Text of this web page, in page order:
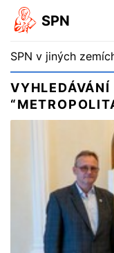
SPN
SPN v jiných
VYHLEDÁVÁNÍ